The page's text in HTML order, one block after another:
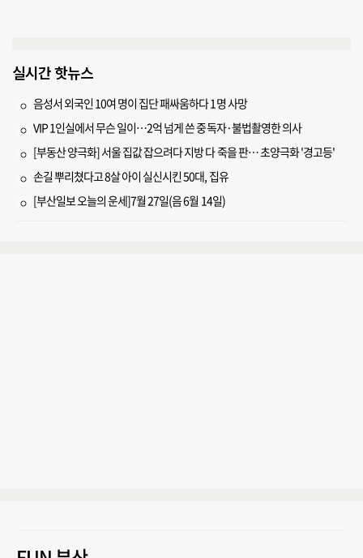
실시간 핫뉴스
음성서 외국인 10여 명이 집단 패싸움하다 1명 사망
VIP 1인실에서 무슨 일이…2억 넘게 쓴 중독자·불법촬영한 의사
[부동산 양극화] 서울 집값 잡으려다 지방 다 죽을 판… 초양극화 '경고등'
손길 뿌리쳤다고 8살 아이 실신시킨 50대, 집유
[부산일보 오늘의 운세]7월 27일(음 6월 14일)